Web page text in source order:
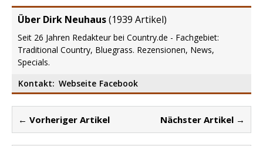
Über Dirk Neuhaus(1939 Artikel)
Seit 26 Jahren Redakteur bei Country.de - Fachgebiet:
Traditional Country, Bluegrass. Rezensionen, News,
Specials.
Kontakt: Webseite Facebook
← Vorheriger Artikel Nächster Artikel →